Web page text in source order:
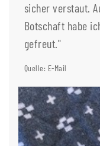
sicher verstaut.
Botschaft habe
gefreut."
Quelle: E-Mail